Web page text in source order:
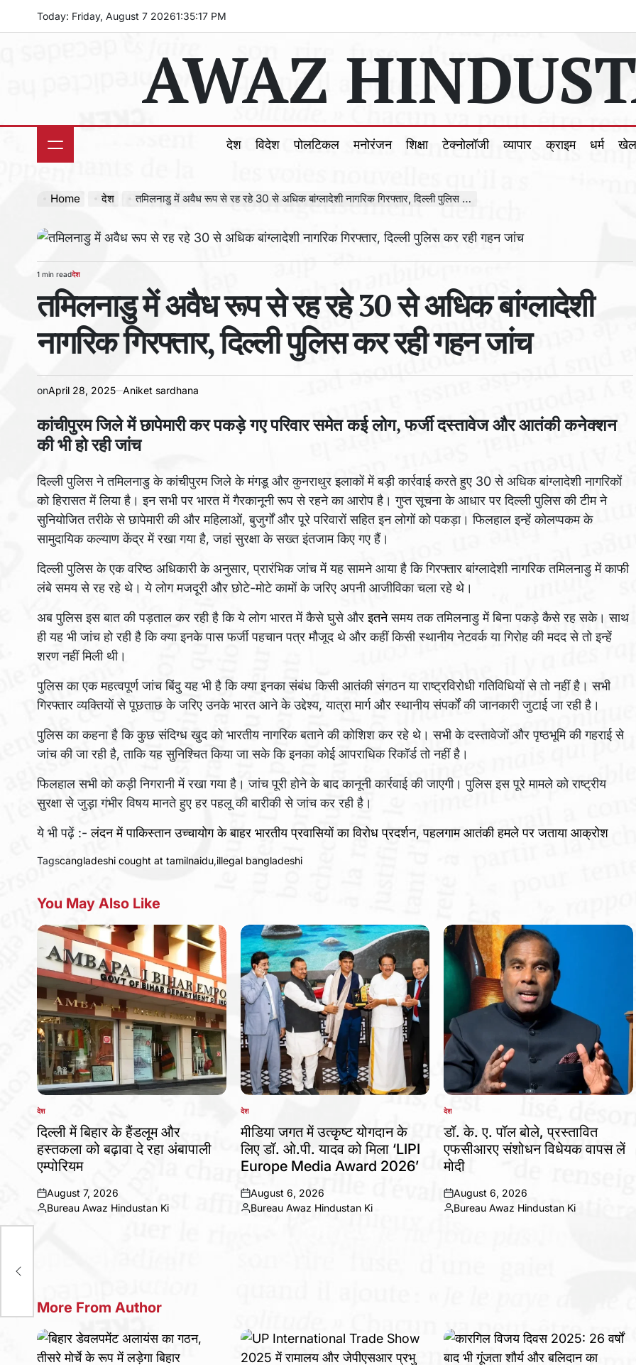
Today: Friday, August 7 20261:35:19 PM
AWAZ
देश विदेश पोलटिकल मनोरंजन शिक्षा टेक्नोलॉजी व्यापार क्राइम धर्म खेल
Home देश तमिलनाडु में अवैध रूप से रह रहे 30 से अधिक बांग्लादेशी नागरिक गिरफ्तार, दिल्ली पुलिस कर रही गहन जांच
Estimated
time
1 min readPOSTED
देश
तमिलनाडु में अवैध रूप से रह रहे 30 से अधिक बांग्लादेशी
नागरिक गिरफ्तार, दिल्ली पुलिस कर रही गहन जांच
onApril 28, 2025 Aniket sardhana
कांचीपुरम जिले में छापेमारी कर पकड़े गए परिवार समेत कई लोग, फर्जी दस्तावेज और आतंकी कनेक्शन
की भी हो रही जांच
दिल्ली पुलिस ने तमिलनाडु के कांचीपुरम जिले के मंगडू और कुनराथुर इलाकों में बड़ी कार्रवाई करते हुए 30 से अधिक बांग्लादेशी नागरिकों
को हिरासत में लिया है। इन सभी पर भारत में गैरकानूनी रूप से रहने का आरोप है। गुप्त सूचना के आधार पर दिल्ली पुलिस की टीम ने
सुनियोजित तरीके से छापेमारी की और महिलाओं, बुजुर्गों और पूरे परिवारों सहित इन लोगों को पकड़ा। फिलहाल इन्हें कोलप्पकम के
सामुदायिक कल्याण केंद्र में रखा गया है, जहां सुरक्षा के सख्त इंतजाम किए गए हैं।
दिल्ली पुलिस के एक वरिष्ठ अधिकारी के अनुसार, प्रारंभिक जांच में यह सामने आया है कि गिरफ्तार बांग्लादेशी नागरिक तमिलनाडु में काफी
लंबे समय से रह रहे थे। ये लोग मजदूरी और छोटे-मोटे कामों के जरिए अपनी आजीविका चला रहे थे।
अब पुलिस इस बात की पड़ताल कर रही है कि ये लोग भारत में कैसे घुसे औरइतनेसमय तक तमिलनाडु में बिना पकड़े कैसे रह सके। साथ
ही यह भी जांच हो रही है कि क्या इनके पास फर्जी पहचान पत्र मौजूद थे और कहीं किसी स्थानीय नेटवर्क या गिरोह की मदद से तो इन्हें
शरण नहीं मिली थी।
पुलिस का एक महत्वपूर्ण जांच बिंदु यह भी है कि क्या इनका संबंध किसी आतंकी संगठन या राष्ट्रविरोधी गतिविधियों से तो नहीं है। सभी
गिरफ्तार व्यक्तियों से पूछताछ के जरिए उनके भारत आने के उद्देश्य, यात्रा मार्ग और स्थानीय संपर्कों की जानकारी जुटाई जा रही है।
पुलिस का कहना है कि कुछ संदिग्ध खुद को भारतीय नागरिक बताने की कोशिश कर रहे थे। सभी के दस्तावेजों और पृष्ठभूमि की गहराई से
जांच की जा रही है, ताकि यह सुनिश्चित किया जा सके कि इनका कोई आपराधिक रिकॉर्ड तो नहीं है।
फिलहाल सभी को कड़ी निगरानी में रखा गया है। जांच पूरी होने के बाद कानूनी कार्रवाई की जाएगी। पुलिस इस पूरे मामले को राष्ट्रीय
सुरक्षा से जुड़ा गंभीर विषय मानते हुए हर पहलू की बारीकी से जांच कर रही है।
ये भी पढ़ें :-लंदन में पाकिस्तान उच्चायोग के बाहर भारतीय प्रवासियों का विरोध प्रदर्शन, पहलगाम आतंकी हमले पर जताया आक्रोश
Tagscangladeshi cought at tamilnaidu,illegal bangladeshi
You May Also Like
POSTED
IN
देश
दिल्ली में बिहार के हैंडलूम और
हस्तकला को बढ़ावा दे रहा अंबापाली
एम्पोरियम
on
August 7, 2026
Posted
Bureau Awaz Hindustan Ki
POSTED
IN
देश
मीडिया जगत में उत्कृष्ट योगदान के
लिए डॉ. ओ.पी. यादव को मिला ‘LIPI
Europe Media Award 2026’
on
August 6, 2026
Posted
Bureau Awaz Hindustan Ki
POSTED
IN
देश
डॉ. के. ए. पॉल बोले, प्रस्तावित
एफसीआरए संशोधन विधेयक वापस लें
मोदी
on
August 6, 2026
Posted
Bureau Awaz Hindustan Ki
More From Author